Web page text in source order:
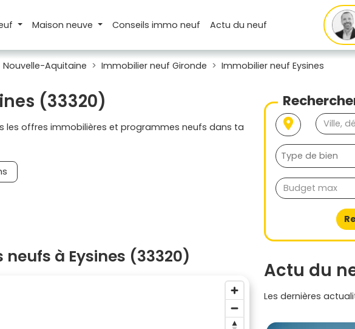
Maison neuve Conseilsimmo neuf Actudu neuf
Aquitaine Immobilier neuf Gironde Immobilier neuf Eysines
(33320)
les offres immobilières et programmes neufs dans ta
à Eysines (33320)
Actu du
Les dernières